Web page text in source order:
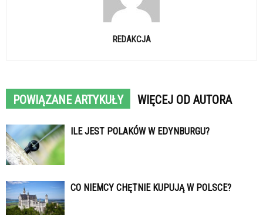
REDAKCJA
POWIĄZANE ARTYKUŁY WIĘCEJ OD AUTORA
ILE JEST POLAKÓW W EDYNBURGU?
CO NIEMCY CHĘTNIE KUPUJĄ W POLSCE?